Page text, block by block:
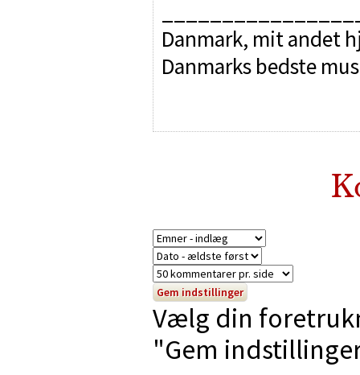
Danmark, mit andet
Danmarks bedste
Vælg din
"Gem